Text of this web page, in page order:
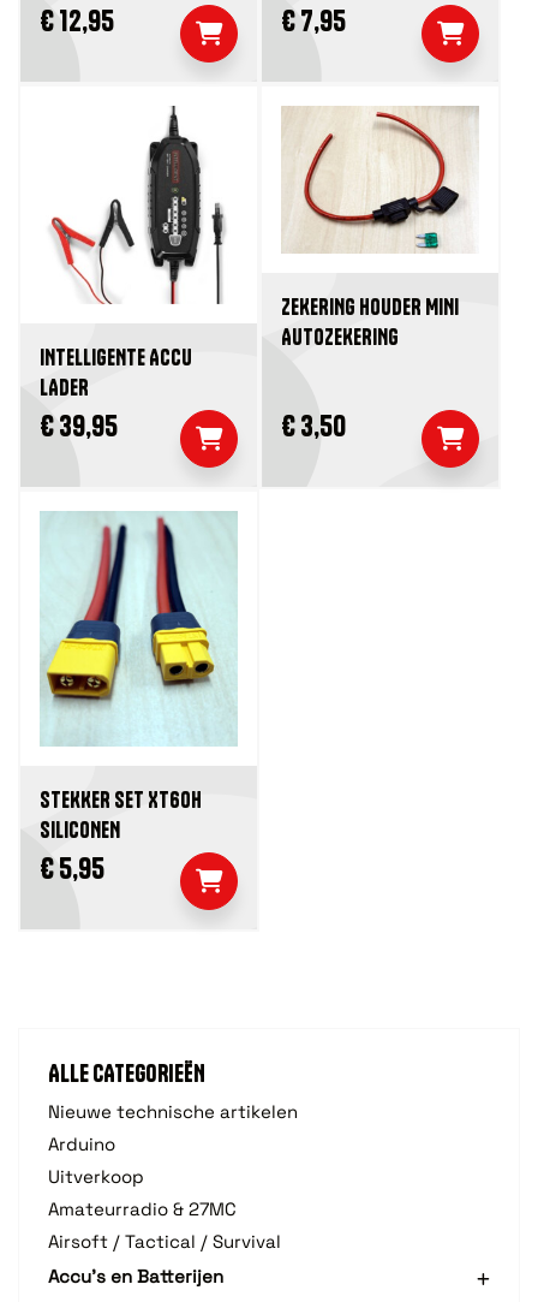
ALLE CATEGORIEËN
Nieuwe technische artikelen
Arduino
Uitverkoop
Amateurradio & 27MC
Airsoft / Tactical / Survival
Accu's en Batterijen
€ 12,95 € 7,95
INTELLIGENTE ACCU
LADER
€ 39,95
ZEKERING HOUDER MINI
AUTOZEKERING
€ 3,50
STEKKER SET XT60H
SILICONEN
€ 5,95